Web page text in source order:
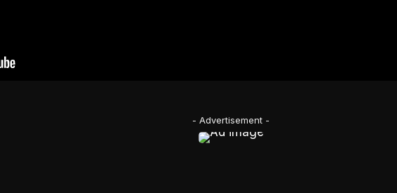
- Advertisement -